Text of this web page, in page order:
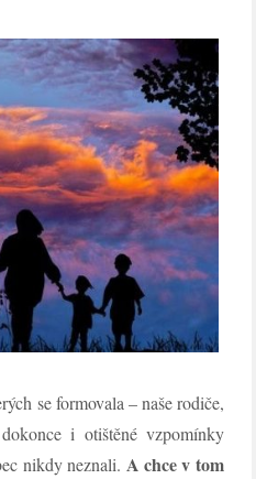
se formovala – naše rodiče,
i otištěné vzpomínky
nikdy neznali. A chce v tom